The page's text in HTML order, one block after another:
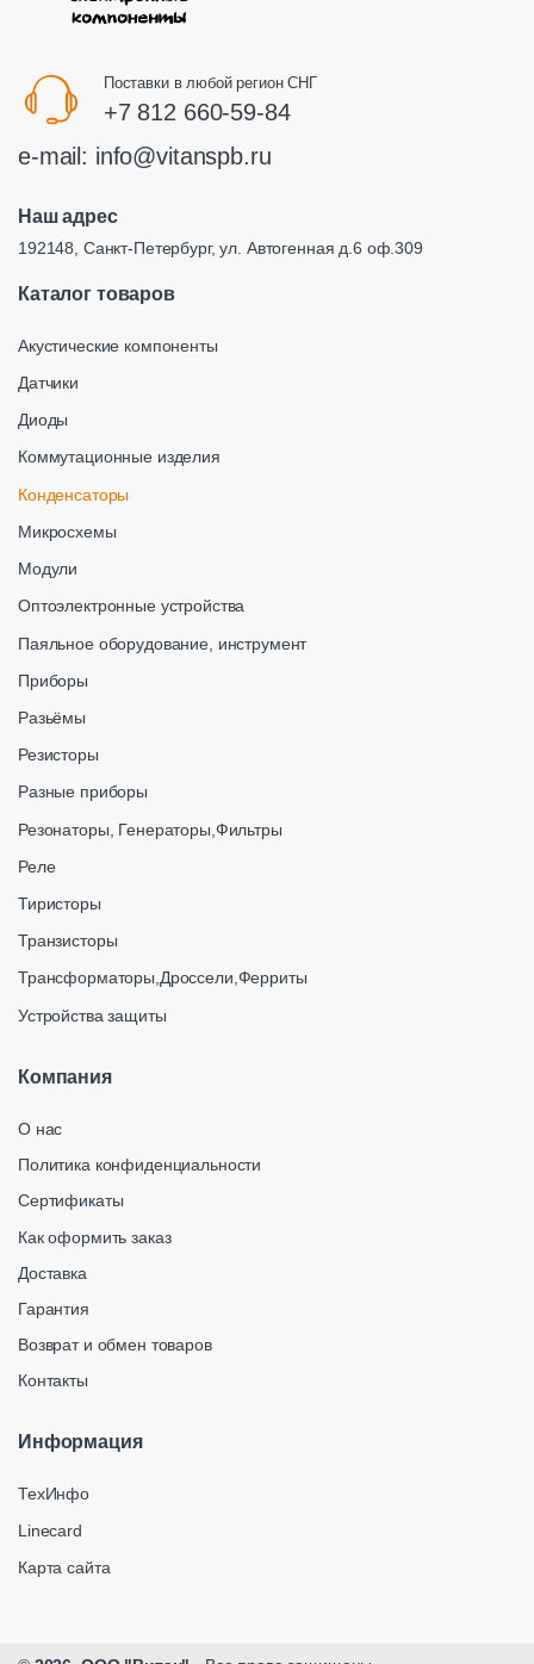
Поставки в любой регион СНГ
+7 812 660-59-84
e-mail: info@vitanspb.ru
Наш адрес
192148, Санкт-Петербург, ул. Автогенная д.6 оф.309
Каталог товаров
Акустические компоненты
Датчики
Диоды
Коммутационные изделия
Конденсаторы
Микросхемы
Модули
Оптоэлектронные устройства
Паяльное оборудование, инструмент
Приборы
Разьёмы
Резисторы
Разные приборы
Резонаторы, Генераторы,Фильтры
Реле
Тиристоры
Транзисторы
Трансформаторы,Дроссели,Ферриты
Устройства защиты
Компания
О нас
Политика конфиденциальности
Сертификаты
Как оформить заказ
Доставка
Гарантия
Возврат и обмен товаров
Контакты
Информация
ТехИнфо
Linecard
Карта сайта